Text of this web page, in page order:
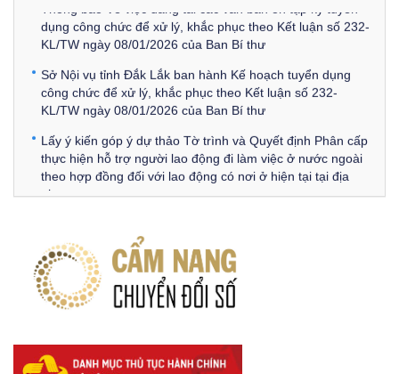
dụng công chức để xử lý, khắc phục theo Kết luận số 232-
KL/TW ngày 08/01/2026 của Ban Bí thư
Sở Nội vụ tỉnh Đắk Lắk ban hành Kế hoạch tuyển dụng
công chức để xử lý, khắc phục theo Kết luận số 232-
KL/TW ngày 08/01/2026 của Ban Bí thư
Lấy ý kiến góp ý dự thảo Tờ trình và Quyết định Phân cấp
thực hiện hỗ trợ người lao động đi làm việc ở nước ngoài
theo hợp đồng đối với lao động có nơi ở hiện tại tại địa
phương
hiện quy định về người lao động nước ngoài làm việc trên
địa bàn tỉnh Đắk Lắk theo trình tự, thủ tục rút gọn trong
xây dựng, ban hành văn bản quy phạm pháp luật
Góp ý dự thảo Thông tư quy định nghiệp vụ lưu trữ tài liệu
DANH SÁCH HỒ SƠ CÁN BỘ ĐI B TỈNH ĐĂK LẮK -